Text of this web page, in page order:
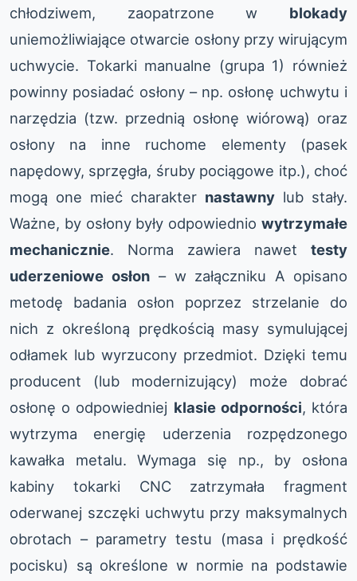
chłodziwem, zaopatrzone w blokady
uniemożliwiające otwarcie osłony przy wirującym
uchwycie. Tokarki manualne (grupa 1) również
powinny posiadać osłony – np. osłonę uchwytu i
narzędzia (tzw. przednią osłonę wiórową) oraz
osłony na inne ruchome elementy (pasek
napędowy, sprzęgła, śruby pociągowe itp.), choć
mogą one mieć charakter nastawny lub stały.
Ważne, by osłony były odpowiednio wytrzymałe
mechanicznie. Norma zawiera nawet testy
uderzeniowe osłon– w załączniku A opisano
metodę badania osłon poprzez strzelanie do
nich z określoną prędkością masy symulującej
odłamek lub wyrzucony przedmiot. Dzięki temu
producent (lub modernizujący) może dobrać
osłonę o odpowiedniej klasie odporności, która
wytrzyma energię uderzenia rozpędzonego
kawałka metalu. Wymaga się np., by osłona
kabiny tokarki CNC zatrzymała fragment
oderwanej szczęki uchwytu przy maksymalnych
obrotach – parametry testu (masa i prędkość
pocisku) są określone w normie na podstawie